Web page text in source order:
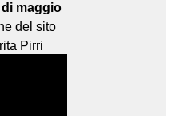
maggio
del sito
Pirri